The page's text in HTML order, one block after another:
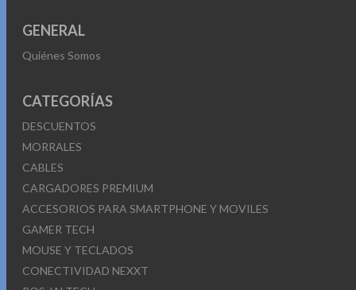
GENERAL
Quiénes Somos
CATEGORÍAS
DESCUENTOS
MORRALES
CABLES
CARGADORES PREMIUM
ACCESORIOS PARA SMARTPHONE Y MOVILES
GAMER TECH
MOUSE Y TECLADOS
CONECTIVIDAD NEXXT